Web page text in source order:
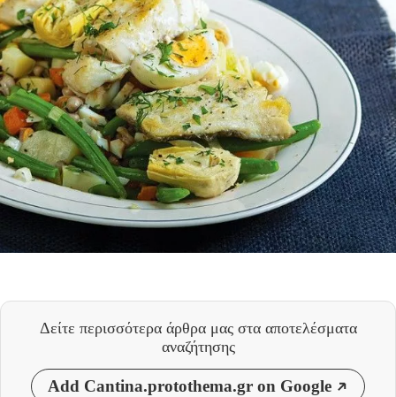
Δείτε περισσότερα άρθρα μας στα αποτελέσματα
αναζήτησης
Add Cantina.protothema.gr on Google